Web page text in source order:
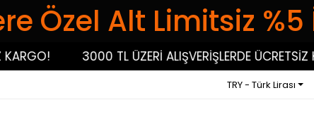
Özel Alt Limitsiz
3000 TL ÜZERİ ALIŞVERİŞLERDE ÜCRETSİZ
TRY - Türk Lirası